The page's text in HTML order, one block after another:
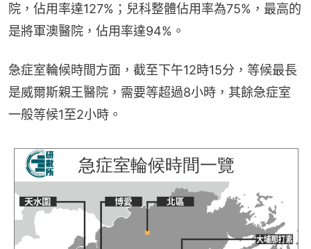
院，佔用率達127%；兒科整體佔用率為75%，最高的
是將軍澳醫院，佔用率達94%。
急症室輪候時間方面，截至下午12時15分，等候最長
是威爾斯親王醫院，需要等超過8小時，其餘急症室
一般等候1至2小時。